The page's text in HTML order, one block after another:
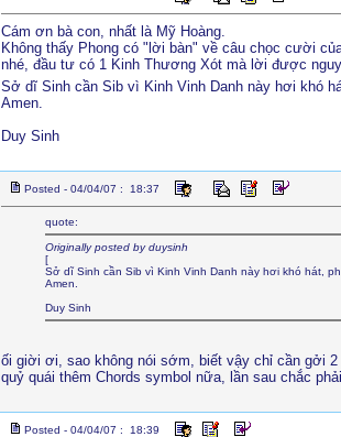
Cám ơn bà con, nhất là Mỹ Hoàng.
Không thấy Phong có "lời bàn" về câu chọc cười
nhé, đầu tư có 1 Kinh Thương Xót mà lời được
Sở dĩ Sinh cần Sib vì Kinh Vinh Danh này hơi khó
Amen.
Duy Sinh
Posted - 04/04/07 : 18:37
quote:
Originally posted by duysinh
[
Sở dĩ Sinh cần Sib vì Kinh Vinh Danh này hơi khó hát,
Amen.
Duy Sinh
ối giời ơi, sao không nói sớm, biết vậy chỉ cần gởi 2
quỷ quái thêm Chords symbol nữa, lần sau chắc
Posted - 04/04/07 : 18:39